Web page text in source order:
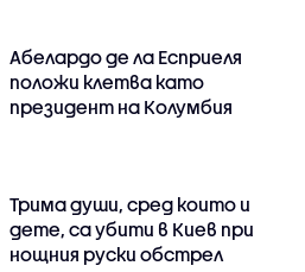
Абелардо де ла Есприеля
положи клетва като
президент на Колумбия
Трима души, сред които и
дете, са убити в Киев при
нощния руски обстрел